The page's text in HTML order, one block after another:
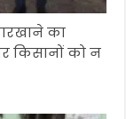
का
किसानों को न